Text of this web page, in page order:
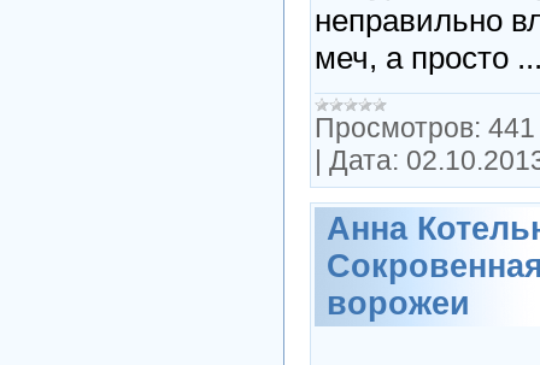
неправильно
меч, а просто
Просмотров: 441
| Дата:
Анна
ворожеи